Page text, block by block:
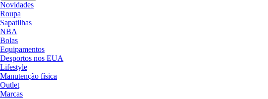
Novidades
Roupa
Sapatilhas
NBA
Bolas
Equipamentos
Desportos nos EUA
Lifestyle
Manutenção física
Outlet
Marcas